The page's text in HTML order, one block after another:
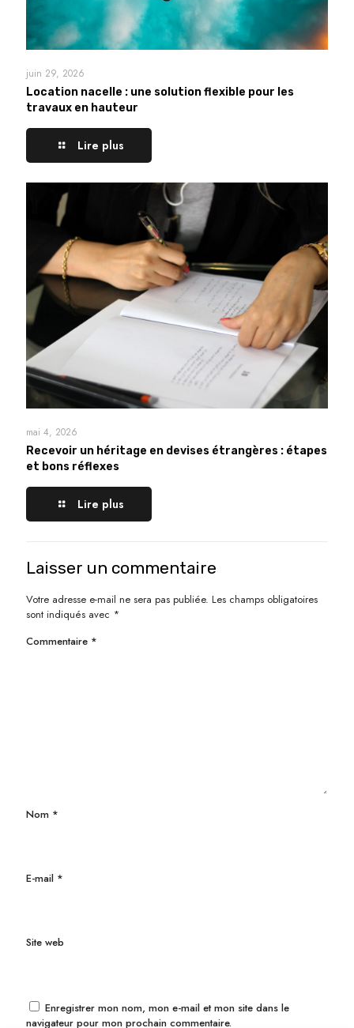
juin 29, 2026
Location nacelle : une solution flexible pour les
travaux en hauteur
Lire plus
mai 4, 2026
Recevoir un héritage en devises étrangères : étapes
et bons réflexes
Lire plus
Laisser un commentaire
Votre adresse e-mail ne sera pas publiée. Les champs obligatoires
sont indiqués avec *
Commentaire *
Nom *
E-mail *
Site web
Enregistrer mon nom, mon e-mail et mon site dans le
navigateur pour mon prochain commentaire.